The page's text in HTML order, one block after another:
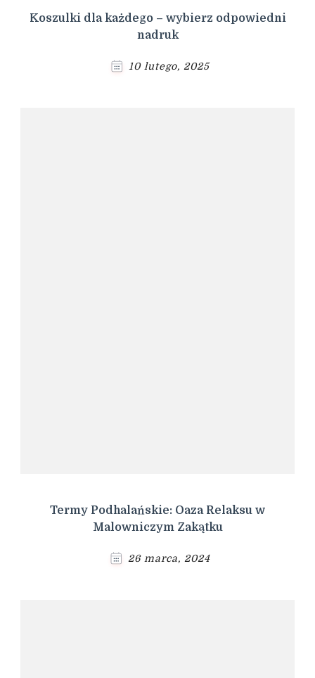
Koszulki dla każdego – wybierz odpowiedni
nadruk
10 lutego, 2025
Termy Podhalańskie: Oaza Relaksu w
Malowniczym Zakątku
26 marca, 2024